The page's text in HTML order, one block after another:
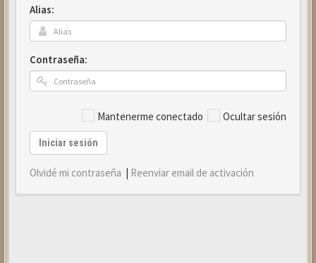
Alias:
Contraseña:
Mantenerme conectado Ocultar sesión
Iniciar sesión
Olvidé mi contraseña | Reenviar email de activación